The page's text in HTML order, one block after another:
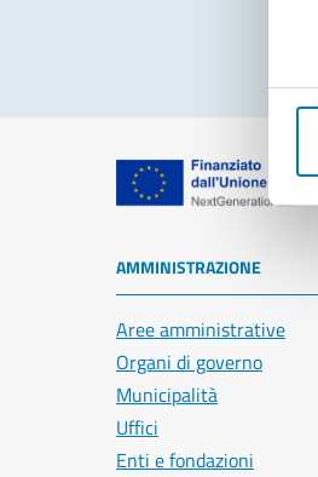
AMMINISTRAZIONE
Aree amministrative
Organi di governo
Municipalità
Uffici
Enti e fondazioni